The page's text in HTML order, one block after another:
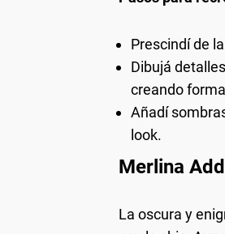
Prescindí de
Dibujá
creando
Añadí
look.
Merlina
La oscura y